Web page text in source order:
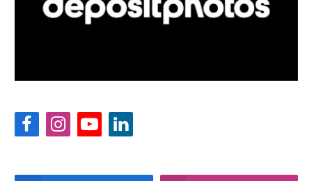
FacebookInstagramYouTubeLinkedIn